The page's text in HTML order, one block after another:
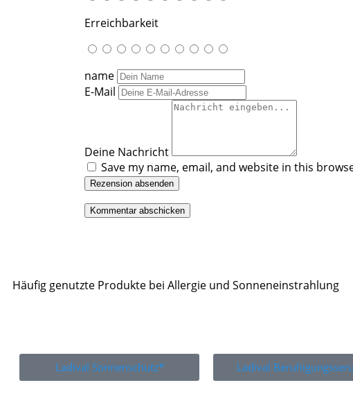
Erreichbarkeit
name
E-Mail
Deine Nachricht
Save my name, email, and website in this
Rezension absenden
Häufig genutzte Produkte bei Allergie und Sonneneinstrahlung
Ladival Sonnenschutz* Ladival